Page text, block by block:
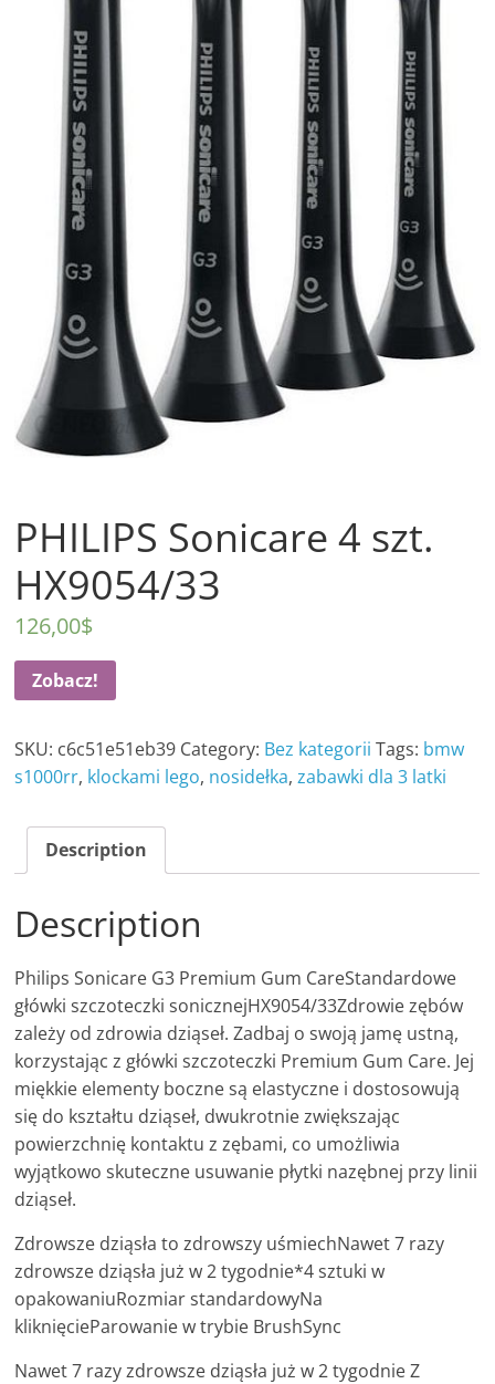
PHILIPS Sonicare 4 szt.
HX9054/33
126,00$
Zobacz!
SKU: c6c51e51eb39 Category: Bez kategorii Tags: bmw
s1000rr, klockami lego, nosidełka,zabawki dla 3 latki
Description
Description
Philips Sonicare G3 Premium Gum CareStandardowe
główki szczoteczki sonicznejHX9054/33Zdrowie zębów
zależy od zdrowia dziąseł. Zadbaj o swoją jamę ustną,
korzystając z główki szczoteczki Premium Gum Care. Jej
miękkie elementy boczne są elastyczne i dostosowują
się do kształtu dziąseł, dwukrotnie zwiększając
powierzchnię kontaktu z zębami, co umożliwia
wyjątkowo skuteczne usuwanie płytki nazębnej przy linii
dziąseł.
Zdrowsze dziąsła to zdrowszy uśmiechNawet 7 razy
zdrowsze dziąsła już w 2 tygodnie*4 sztuki w
opakowaniuRozmiar standardowyNa
kliknięcieParowanie w trybie BrushSync
Nawet 7 razy zdrowsze dziąsła już w 2 tygodnie Z